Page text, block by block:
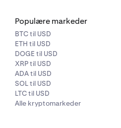
Populære markeder
BTC til USD
ETH til USD
DOGE til USD
XRP til USD
ADA til USD
SOL til USD
LTC til USD
Alle kryptomarkeder